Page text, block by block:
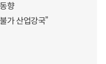
향
가 산업강국”